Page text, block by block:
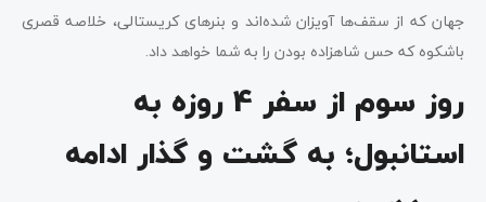
جهان که از سقف‌ها آویزان شده‌اند و بنرهای کریستالی، خلاصه قصری
باشکوه که حس شاهزاده بودن را به شما خواهد داد.
روز سوم از سفر 4 روزه به
استانبول؛ به گشت و گذار ادامه